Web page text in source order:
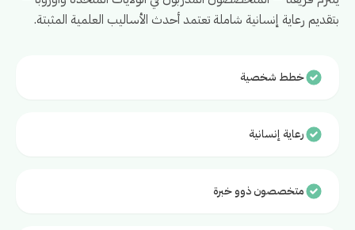
بتقديم رعاية إنسانية شاملة تعتمد أحدث الأساليب العلمية المثبتة.
خطط شخصية
رعاية إنسانية
متخصصون ذوو خبرة